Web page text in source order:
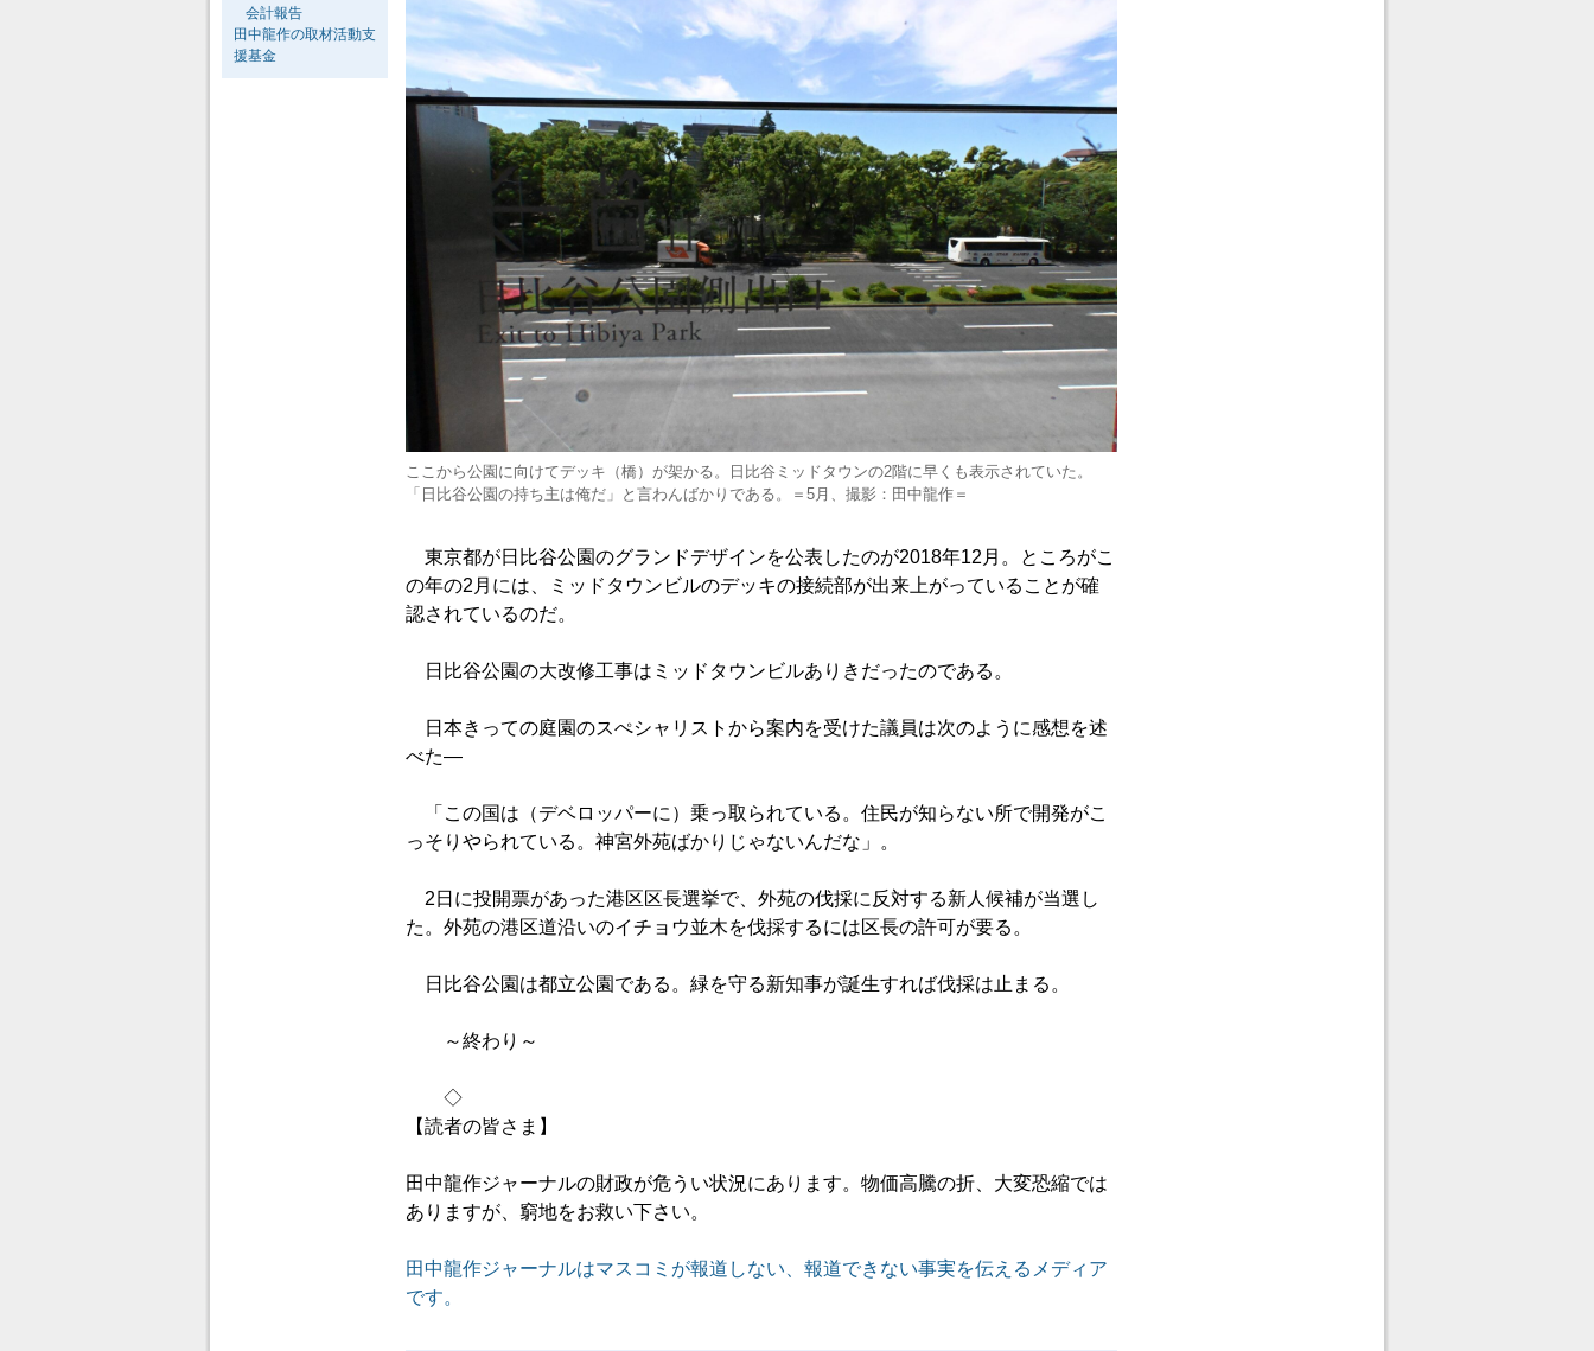
ここから公園に向けてデッキ（橋）が架かる。日比谷ミッドタウンの2階に早くも表示されていた。
「日比谷公園の持ち主は俺だ」と言わんばかりである。＝5月、撮影：田中龍作＝
東京都が日比谷公園のグランドデザインを公表したのが2018年12月。ところがこ
の年の2月には、ミッドタウンビルのデッキの接続部が出来上がっていることが確
認されているのだ。
日比谷公園の大改修工事はミッドタウンビルありきだったのである。
日本きっての庭園のスぺシャリストから案内を受けた議員は次のように感想を述
べた―
「この国は（デベロッパーに）乗っ取られている。住民が知らない所で開発がこ
っそりやられている。神宮外苑ばかりじゃないんだな」。
2日に投開票があった港区区長選挙で、外苑の伐採に反対する新人候補が当選し
た。外苑の港区道沿いのイチョウ並木を伐採するには区長の許可が要る。
日比谷公園は都立公園である。緑を守る新知事が誕生すれば伐採は止まる。
～終わり～
◇
【読者の皆さま】
田中龍作ジャーナルの財政が危うい状況にあります。物価高騰の折、大変恐縮では
ありますが、窮地をお救い下さい。
田中龍作ジャーナルはマスコミが報道しない、報道できない事実を伝えるメディア
です。
会計報告
田中龍作の取材活動支
援基金